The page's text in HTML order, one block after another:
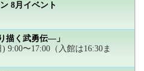
8月イベント
描く武勇伝―」
9:00〜17:00（入館は16:30ま